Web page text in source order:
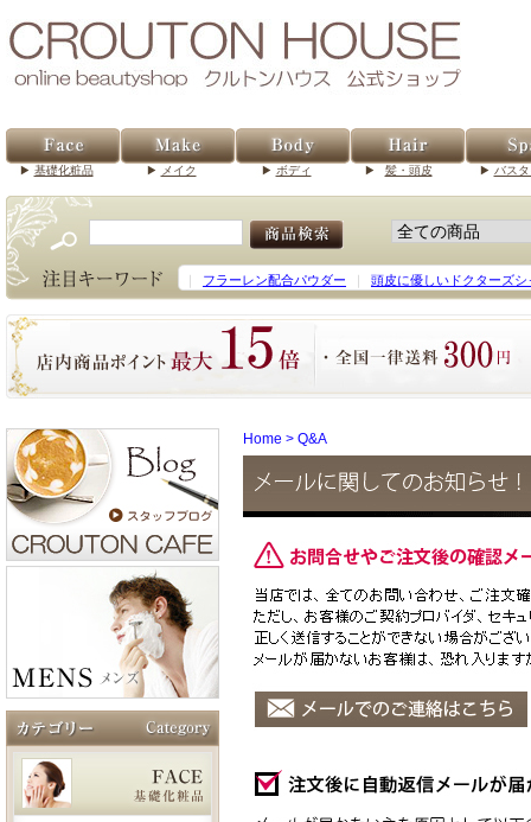
基礎化粧品 メイク ボディ 髪・頭皮 バス
フラーレン配合パウダー 頭皮に優しいドクターズシ
Home > Q&A